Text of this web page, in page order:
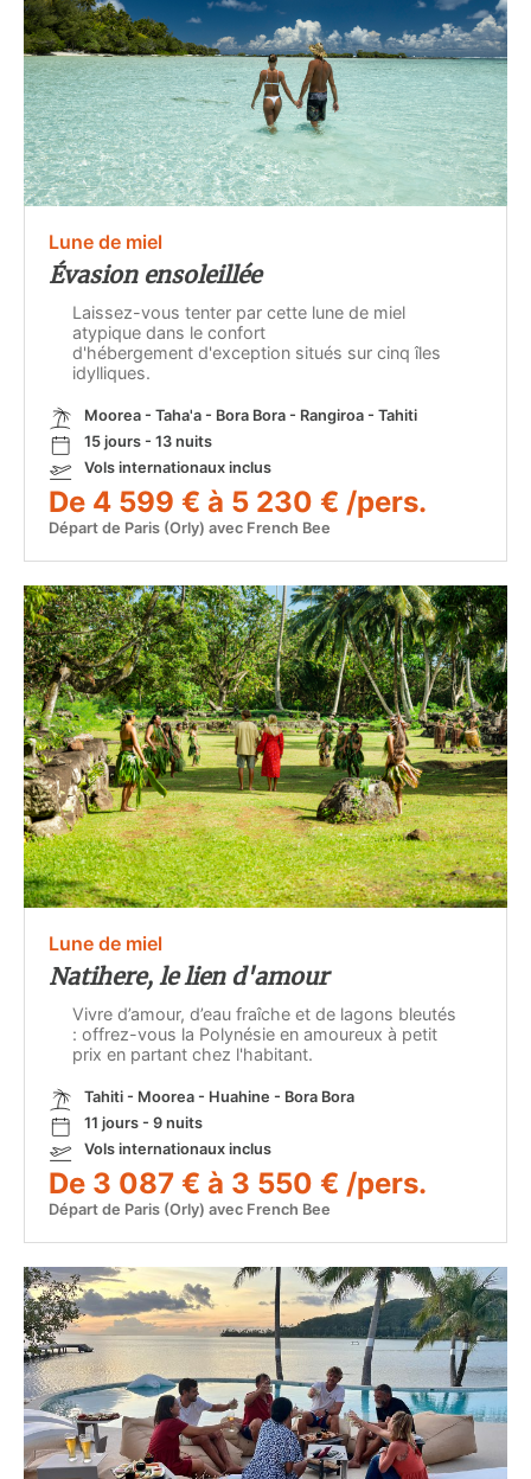
Lune de miel
Évasion ensoleillée
Laissez-vous tenter par cette lune de miel
atypique dans le confort
d'hébergement d'exception situés sur cinq îles
idylliques.
Moorea - Taha'a - Bora Bora - Rangiroa - Tahiti
15 jours - 13 nuits
Vols internationaux inclus
De 4 599 € à 5 230 € /pers.
Départ de Paris (Orly) avec French Bee
Lune de miel
Natihere, le lien d'amour
Vivre d’amour, d’eau fraîche et de lagons bleutés
: offrez-vous la Polynésie en amoureux à petit
prix en partant chez l'habitant.
Tahiti - Moorea - Huahine - Bora Bora
11 jours - 9 nuits
Vols internationaux inclus
De 3 087 € à 3 550 € /pers.
Départ de Paris (Orly) avec French Bee